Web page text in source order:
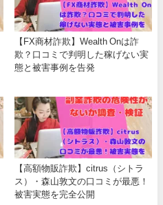
【FX商材詐欺】Wealth Onは詐
欺？口コミで判明した稼げない実
態と被害事例を告発
【高額物販詐欺】citrus（シトラ
ス）・森山敦文の口コミが最悪！
被害実態を完全公開